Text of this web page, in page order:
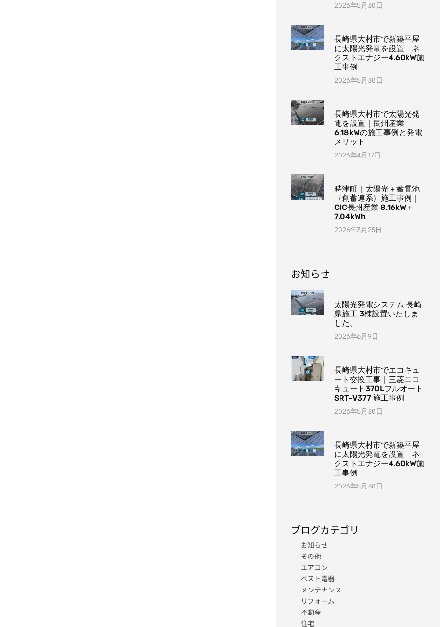
2026年5月30日
長崎県大村市で新築平屋
に太陽光発電を設置｜ネ
クストエナジー4.60kW施
工事例
2026年5月30日
長崎県大村市で太陽光発
電を設置｜長州産業
6.18kWの施工事例と発電
メリット
2026年4月17日
時津町｜太陽光＋蓄電池
（創蓄連系）施工事例｜
CIC長州産業 8.16kW＋
7.04kWh
2026年3月25日
お知らせ
太陽光発電システム 長崎
県施工 3棟設置いたしま
した。
2026年6月9日
長崎県大村市でエコキュ
ート交換工事｜三菱エコ
キュート370Lフルオート
SRT-V377 施工事例
2026年5月30日
長崎県大村市で新築平屋
に太陽光発電を設置｜ネ
クストエナジー4.60kW施
工事例
2026年5月30日
ブログカテゴリ
お知らせ
その他
エアコン
ベスト電器
メンテナンス
リフォーム
不動産
住宅